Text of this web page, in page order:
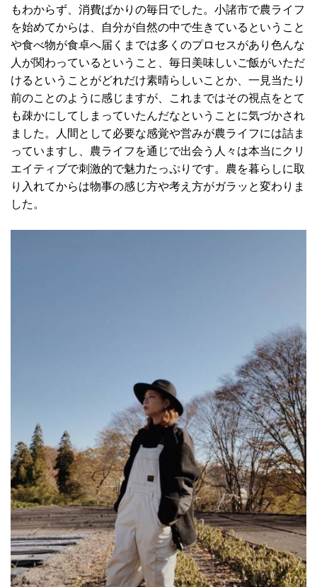
もわからず、消費ばかりの毎日でした。小諸市で農ライフ
を始めてからは、自分が自然の中で生きているということ
や食べ物が食卓へ届くまでは多くのプロセスがあり色んな
人が関わっているということ、毎日美味しいご飯がいただ
けるということがどれだけ素晴らしいことか、一見当たり
前のことのように感じますが、これまではその視点をとて
も疎かにしてしまっていたんだなということに気づかされ
ました。人間として必要な感覚や営みが農ライフには詰ま
っていますし、農ライフを通じで出会う人々は本当にクリ
エイティブで刺激的で魅力たっぷりです。農を暮らしに取
り入れてからは物事の感じ方や考え方がガラッと変わりま
した。